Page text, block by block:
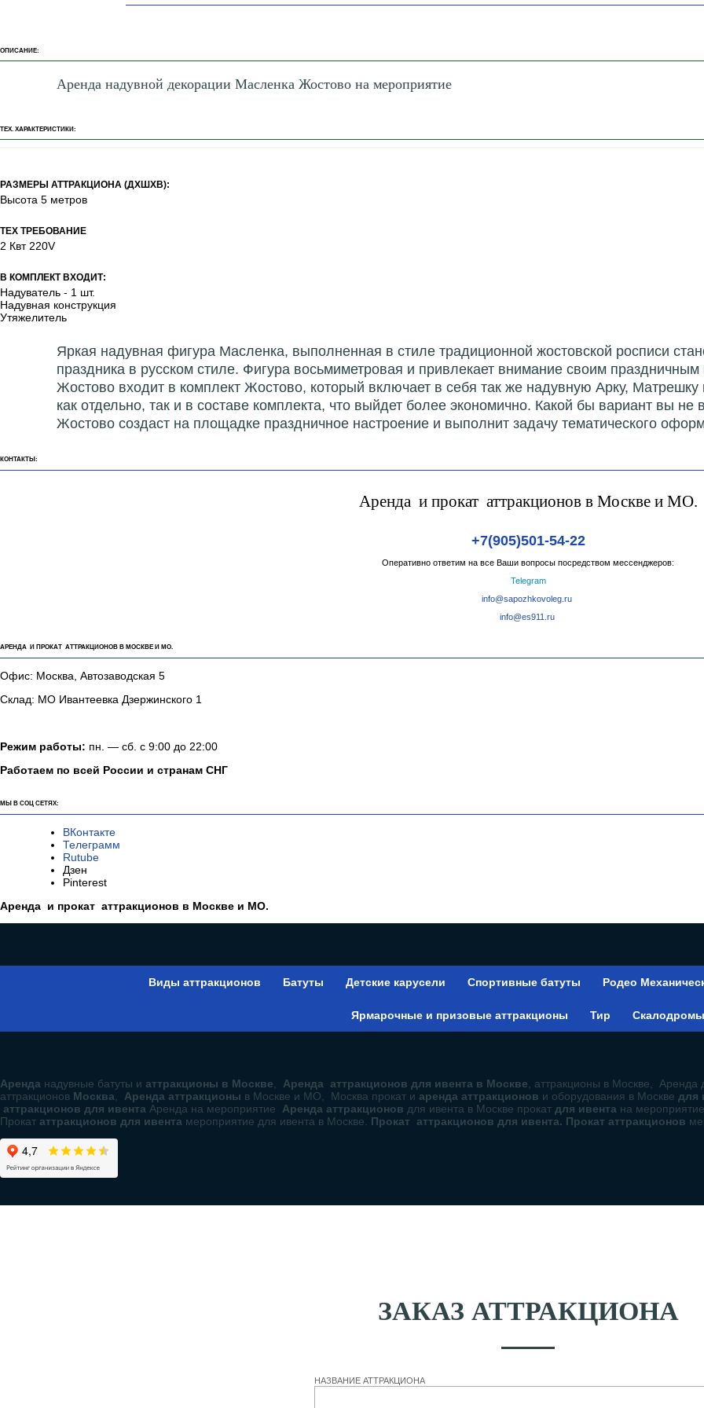
ОПИСАНИЕ:
Аренда надувной декорации Масленка Жостово на мероприятие
ТЕХ. ХАРАКТЕРИСТИКИ:
РАЗМЕРЫ АТТРАКЦИОНА (ДХШХВ):
Высота 5 метров
ТЕХ ТРЕБОВАНИЕ
2 Квт 220V
В КОМПЛЕКТ ВХОДИТ:
Надуватель - 1 шт.
Надувная конструкция
Утяжелитель
Яркая надувная фигура Масленка, выполненная в стиле традиционной жостовской росписи
праздника в русском стиле. Фигура восьмиметровая и привлекает внимание своим
Жостово входит в комплект Жостово, который включает в себя так же надувную Арку,
как отдельно, так и в составе комплекта, что выйдет более экономично. Какой бы вариант вы
Жостово создаст на площадке праздничное настроение и выполнит задачу тематического
КОНТАКТЫ:
Аренда и прокат аттракционов в Москве и МО.
+7(905)501-54-22
Оперативно ответим на все Ваши вопросы посредством мессенджеров:
Telegram
info@sapozhkovoleg.ru
info@es911.ru
АРЕНДА И ПРОКАТ АТТРАКЦИОНОВ В МОСКВЕ И МО.
Офис: Москва, Автозаводская 5
Склад: МО Ивантеевка Дзержинского 1
Режим работы: пн. — сб. с 9:00 до 22:00
Работаем по всей России и странам СНГ
МЫ В СОЦ СЕТЯХ:
ВКонтакте
Телеграмм
Rutube
Дзен
Pinterest
Аренда и прокат аттракционов в Москве и МО.
Виды аттракционов Батуты Детские карусели Спортивные батуты Родео
Ярмарочные и призовые аттракционы Тир Скалодромы
Аренда надувные батуты и аттракционы в Москве Аренда аттракционов для ивента в Москве , аттракционы в Москве,
аттракционов Москва Аренда аттракционы в Москве и МО, Москва прокат и аренда аттракционов и оборудования в Москве для
аттракционов для ивента Аренда на мероприятие Аренда аттракционов для ивента в Москве прокат для ивента на
Прокат аттракционов для ивента мероприятие для ивента в Москве. Прокат аттракционов для ивента. Прокат аттракционов
ЗАКАЗ АТТРАКЦИОНА
НАЗВАНИЕ АТТРАКЦИОНА